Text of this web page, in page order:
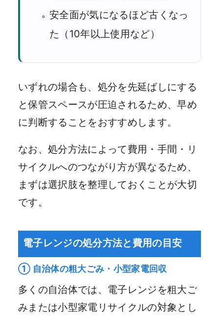
安全面が気になるほど古くなっ
た（10年以上使用など）
いずれの場合も、処分を先延ばしにする
と保管スペースが圧迫されるため、早め
に判断することをおすすめします。
なお、処分方法によって費用・手間・リ
サイクルへのつながり方が異なるため、
まずは選択肢を整理しておくことが大切
です。
電子レンジの処分方法と費用の目安
① 自治体の粗大ごみ・小型家電回収
多くの自治体では、電子レンジを粗大ご
みまたは小型家電リサイクルの対象とし